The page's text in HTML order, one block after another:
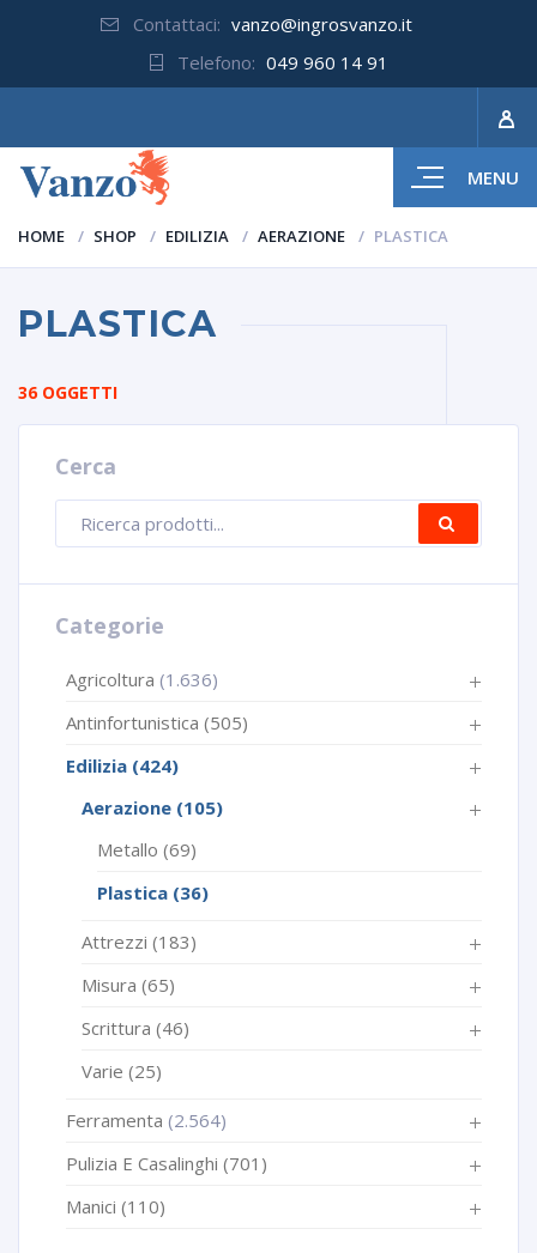
Contattaci: vanzo@ingrosvanzo.it
Telefono: 049 960 14 91
MENU
HOME SHOP EDILIZIA AERAZIONE PLASTICA
PLASTICA
36 OGGETTI
Cerca
prodotti
Categorie
Agricoltura (1.636)
Antinfortunistica (505)
Edilizia (424)
Aerazione (105)
Metallo (69)
Plastica (36)
Attrezzi (183)
Misura (65)
Scrittura (46)
Varie (25)
Ferramenta (2.564)
Pulizia E Casalinghi (701)
Manici (110)